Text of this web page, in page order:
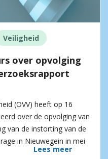
Veiligheid
over opvolging
(OVV) heeft op 16
over de opvolging van
van de instorting van de
in Nieuwegein in mei
Lees meer